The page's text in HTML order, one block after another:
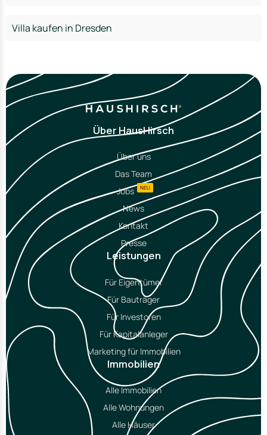
Villa kaufen in Dresden
Über HausHirsch
Über uns
Das Team
Jobs
NEU
News
Kontakt
Presse
Leistungen
Für Eigentümer
Für Bauträger
Für Investoren
Für Kapitalanleger
Marketing für Immobilien
Immobilien
Alle Immobilien
Alle Wohnungen
Alle Häuser